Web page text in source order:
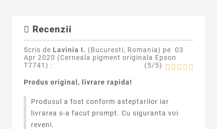
Recenzii
Scris de Lavinia I. (Bucuresti, Romania) pe 03
Apr 2020 (Cerneala pigment originala Epson
T7741 ) : (5/5)
Produs original, livrare rapida!
Produsul a fost conform asteptarilor iar
livrarea s-a facut prompt. Cu siguranta voi
reveni.